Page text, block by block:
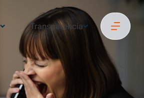
Transparencia